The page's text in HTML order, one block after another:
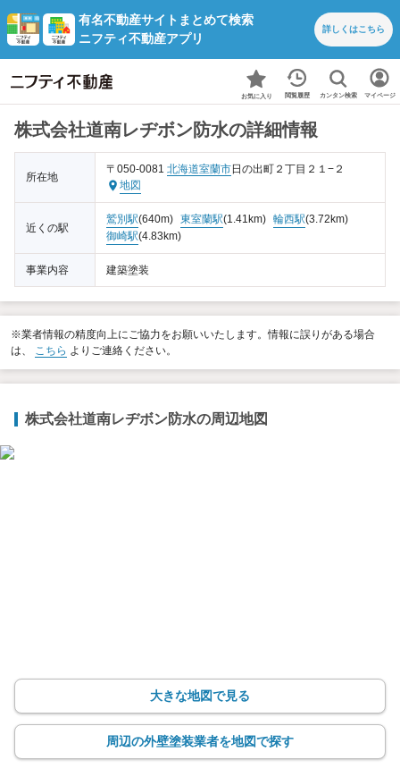
有名不動産サイトまとめて検索
ニフティ不動産アプリ
詳しくはこちら
お気に入り 閲覧履歴 カンタン検索 マイページ
株式会社道南レヂボン防水の詳細情報
所在地
〒050-0081 北海道室蘭市日の出町２丁目２１−２
地図
近くの駅
鷲別駅(640m) 東室蘭駅(1.41km) 輪西駅(3.72km)
御崎駅(4.83km)
事業内容 建築塗装
※業者情報の精度向上にご協力をお願いいたします。情報に誤りがある場合
は、 こちら よりご連絡ください。
株式会社道南レヂボン防水の周辺地図
大きな地図で見る
周辺の外壁塗装業者を地図で探す